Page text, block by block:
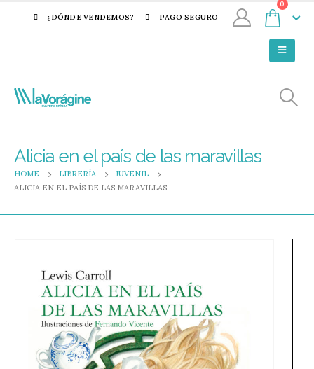
¿DÓNDE VENDEMOS? PAGO SEGURO
0
Alicia en el país de las maravillas
HOME LIBRERÍA
JUVENIL
ALICIA EN EL PAÍS DE LAS MARAVILLAS